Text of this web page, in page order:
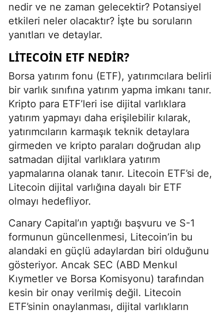
nedir ve ne zaman gelecektir? Potansiyel
etkileri neler olacaktır? İşte bu soruların
yanıtları ve detaylar.
LITECOIN ETF NEDIR?
Borsa yatırım fonu (ETF), yatırımcılara belirli
bir varlık sınıfına yatırım yapma imkanı tanır.
Kripto para ETF’leri ise dijital varlıklara
yatırım yapmayı daha erişilebilir kılarak,
yatırımcıların karmaşık teknik detaylara
girmeden ve kripto paraları doğrudan alıp
satmadan dijital varlıklara yatırım
yapmalarına olanak tanır. Litecoin ETF’si de,
Litecoin dijital varlığına dayalı bir ETF
olmayı hedefliyor.
Canary Capital’ın yaptığı başvuru ve S-1
formunun güncellenmesi, Litecoin’in bu
alandaki en güçlü adaylardan biri olduğunu
gösteriyor. Ancak SEC (ABD Menkul
Kıymetler ve Borsa Komisyonu) tarafından
kesin bir onay verilmiş değil. Litecoin
ETF’sinin onaylanması, dijital varlıkların